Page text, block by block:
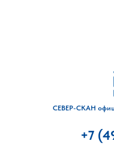
СЕВЕР-СКАН
+7